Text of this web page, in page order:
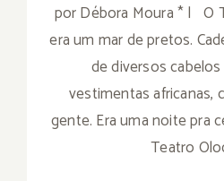
por Débora Moura * | O
era um mar de pretos.
de diversos
vestimentas africanas,
gente. Era uma noite pra
Teatro